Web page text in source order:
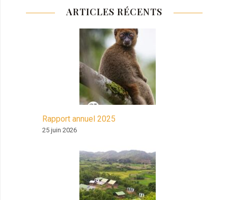
ARTICLES RÉCENTS
Rapport annuel 2025
25 juin 2026